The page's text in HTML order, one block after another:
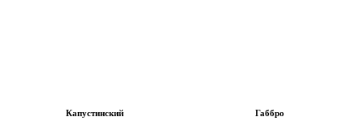
Капустинский Габбро